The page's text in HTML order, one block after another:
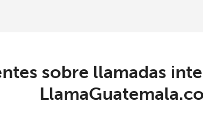
sobre llamadas